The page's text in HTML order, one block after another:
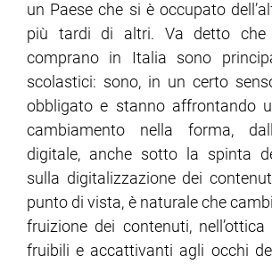
un Paese che si è occupato
più tardi di altri. Va detto
comprano in Italia sono
scolastici: sono, in un certo
obbligato e stanno affrontando
cambiamento nella forma,
digitale, anche sotto la spinta
sulla digitalizzazione dei
punto di vista, è naturale che
fruizione dei contenuti,
fruibili e accattivanti agli occhi